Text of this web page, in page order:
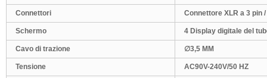
Connettori Connettore XLR a 3 pin
Schermo 4 Display digitale del
Cavo di trazione ∅3,5 MM
Tensione AC90V-240V/50 HZ